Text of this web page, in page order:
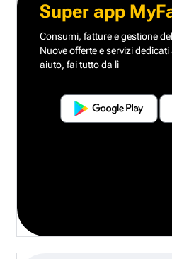
Super app
Consumi, fatture e gestione
Nuove offerte e servizi dedicati
aiuto, fai tutto da lì